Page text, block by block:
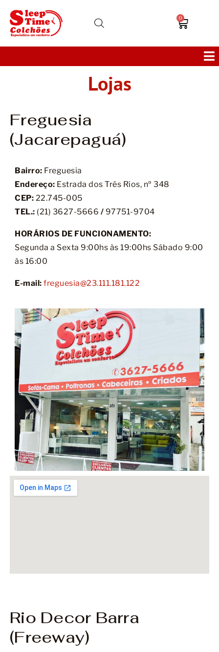
0
Sofás
Cabeceiras
Poltronas
Acessórios
Lojas
Assistência Técnica
Lojas
Freguesia
(Jacarepaguá)
Bairro: Freguesia
Endereço: Estrada dos Três Rios, nº 348
CEP: 22.745-005
TEL.: (21) 3627-5666 / 97751-9704
HORÁRIOS DE FUNCIONAMENTO:
Segunda a Sexta 9:00hs às 19:00hs Sábado 9:00
às 16:00
E-mail: freguesia@23.111.181.122
Rio Decor Barra
(Freeway)